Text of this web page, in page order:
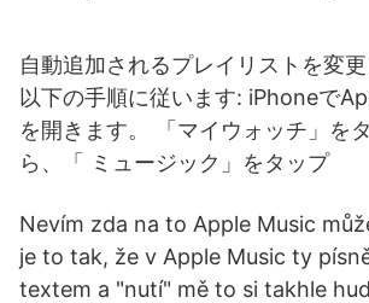
自動追加されるプレイリストを変更
以下の手順に従います: iPhoneで
を開きます。 「マイウォッチ」を
ら、「 ミュージック」をタップ
Nevím zda na to Apple Music
je to tak, že v Apple Music ty
textem a "nutí" mě to si takhle